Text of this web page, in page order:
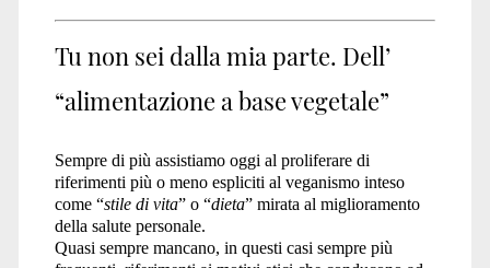
Tu non sei dalla mia parte. Dell’
“alimentazione a base vegetale”
Sempre di più assistiamo oggi al proliferare di
riferimenti più o meno espliciti al veganismo inteso
come “stile di vita” o “dieta” mirata al miglioramento
della salute personale.
Quasi sempre mancano, in questi casi sempre più